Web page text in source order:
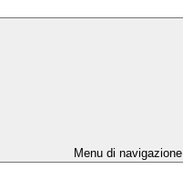
Menu di navigazione